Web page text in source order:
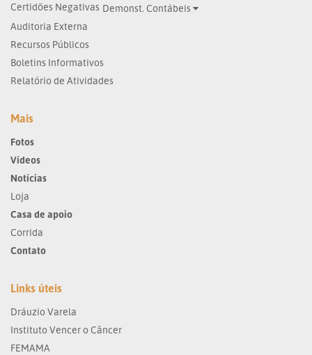
Certidões Negativas Demonst. Contábeis
Auditoria Externa
Recursos Públicos
Boletins Informativos
Relatório de Atividades
Mais
Fotos
Vídeos
Notícias
Loja
Casa de apoio
Corrida
Contato
Links úteis
Dráuzio Varela
Instituto Vencer o Câncer
FEMAMA